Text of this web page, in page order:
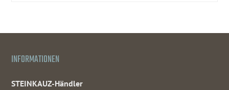
INFORMATIONEN
STEINKAUZ-Händler